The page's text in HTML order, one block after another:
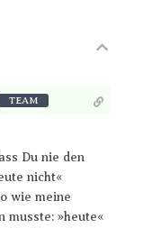
TEAM
Du nie den
nicht«
wie meine
musste: »heute«